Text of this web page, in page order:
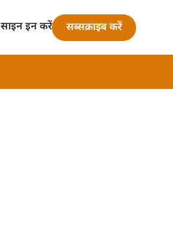
साइन इन करें सब्सक्राइब करें